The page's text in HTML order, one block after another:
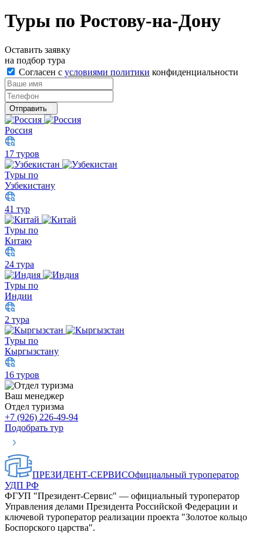
Туры по Ростову-на-Дону
Оставить заявку
на подбор тура
Согласен с условиями политики конфиденциальности
Отправить
Россия
17 туров
Туры по
Узбекистану
41 тур
Туры по
Китаю
24 тура
Туры по
Индии
2 тура
Туры по
Кыргызстану
16 туров
Ваш менеджер
Отдел туризма
+7 (926) 226-49-94
Подобрать тур
ПРЕЗИДЕНТ-СЕРВИСОфициальный туроператор
УДП РФ
ФГУП "Президент-Сервис" — официальный туроператор
Управления делами Президента Российской Федерации и
ключевой туроператор реализации проекта "Золотое кольцо
Боспорского царства".